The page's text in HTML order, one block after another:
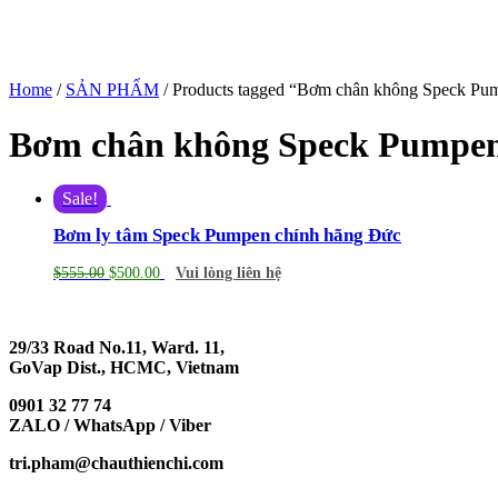
Home / SẢN PHẨM / Products tagged “Bơm chân không Speck
Bơm chân không Speck
Sale!
Bơm ly tâm Speck Pumpen chính hãng Đức
$555.00 $500.00 Vui lòng liên hệ
29/33 Road No.11, Ward. 11,
GoVap Dist., HCMC, Vietnam
0901 32 77 74
ZALO / WhatsApp / Viber
tri.pham@chauthienchi.com